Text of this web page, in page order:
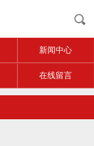
新闻中心
在线留言